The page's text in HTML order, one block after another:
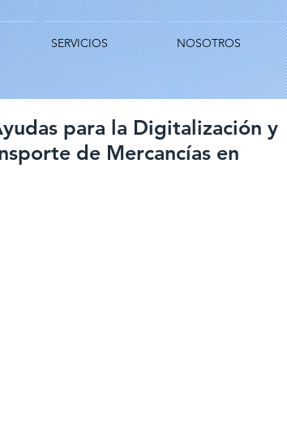
SERVICIOS NOSOTROS
para la Digitalización y
de Mercancías en